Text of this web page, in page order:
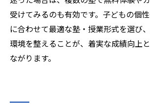
受けてみるのも有効です。子どもの個
に合わせて最適な塾・授業形式を選び
環境を整えることが、着実な成績向上
ながります。